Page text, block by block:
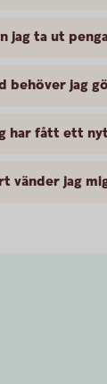
jag ta ut
behöver jag
har fått ett
vänder jag